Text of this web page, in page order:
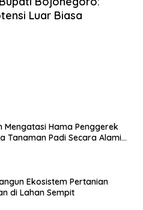
Luar Biasa
Mengatasi Hama Penggerek
Tanaman Padi Secara Alami
Ekosistem Pertanian
di Lahan Sempit